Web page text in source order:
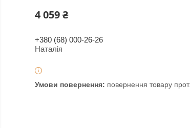
4 059 ₴
+380 (68) 000-26-26
Наталія
повернення товару